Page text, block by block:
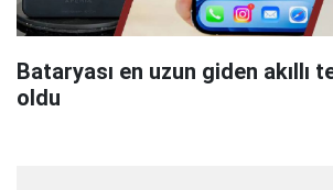
Bataryası en uzun giden akıllı
oldu